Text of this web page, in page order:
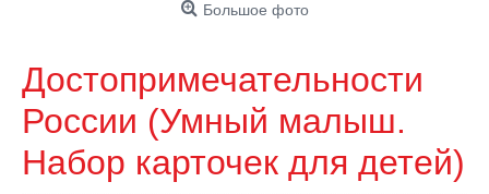
Большое фото
Достопримечательности
России (Умный малыш.
Набор карточек для детей)